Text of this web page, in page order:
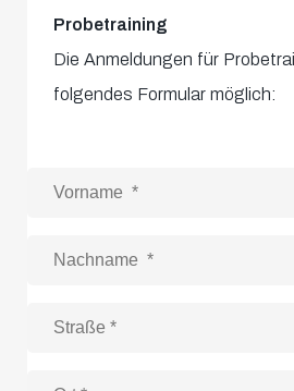
Probetraining
Die Anmeldungen für
folgendes Formular möglich: